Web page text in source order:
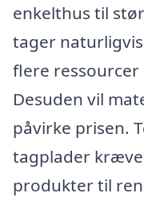
enkelthus til
tager
flere
Desuden vil
påvirke prisen.
tagplader
produkter til